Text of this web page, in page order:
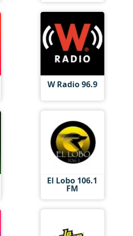
W Radio 96.9
El Lobo 106.1
FM